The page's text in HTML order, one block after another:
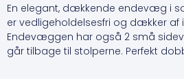
En elegant, dækkende endevæg i
er vedligeholdelsesfri og dækker af
Endevæggen har også 2 små
går tilbage til stolperne. Perfekt